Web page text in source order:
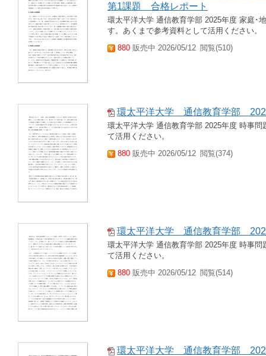
第1課題 合格レポート
環太平洋大学 通信教育学部 2025年度 家庭･
す。あくまで参考資料として活用ください。
880 販売中 2026/05/12 閲覧(510)
環太平洋大学 通信教育学部
環太平洋大学 通信教育学部 2025年度 時事
て活用ください。
880 販売中 2026/05/12 閲覧(374)
環太平洋大学 通信教育学部
環太平洋大学 通信教育学部 2025年度 時事
て活用ください。
880 販売中 2026/05/12 閲覧(514)
環太平洋大学 通信教育学部